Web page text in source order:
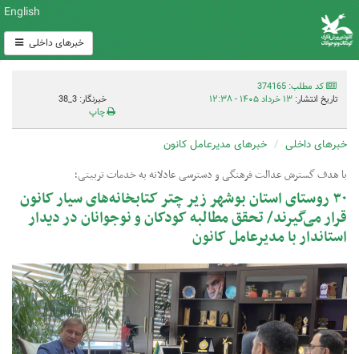
English
خبرهای داخلی
کد مطلب: 374165
تاریخ انتشار: ۱۳ خرداد ۱۴۰۵ - ۱۲:۳۸
خبرنگار: 3_38
چاپ
خبرهای داخلی خبرهای مدیرعامل کانون
با هدف گسترش عدالت فرهنگی و دسترسی عادلانه به خدمات تربیتی؛
۳۰ روستای استان بوشهر زیر چتر کتابخانه‌های سیار کانون
قرار می‌گیرند/ تحقق مطالبه کودکان و نوجوانان در دیدار
استاندار با مدیرعامل کانون